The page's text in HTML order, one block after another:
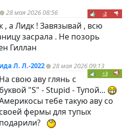
28 мая 2026 08:56 -2
, а Лидк ! Завязывай , всю
засрала . Не позорь
Гиллан
Л. Л.-2022 28 мая 2026 09:13
+3
На свою аву глянь с
буквой "S" - Stupid - Тупой...
тебе такую аву со
своей фермы для тупых
подарили?